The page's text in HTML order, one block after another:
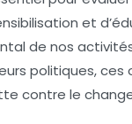
et
de nos
politiques,
contre le